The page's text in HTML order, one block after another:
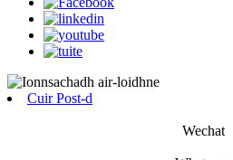
Cuir Post-d
Wechat